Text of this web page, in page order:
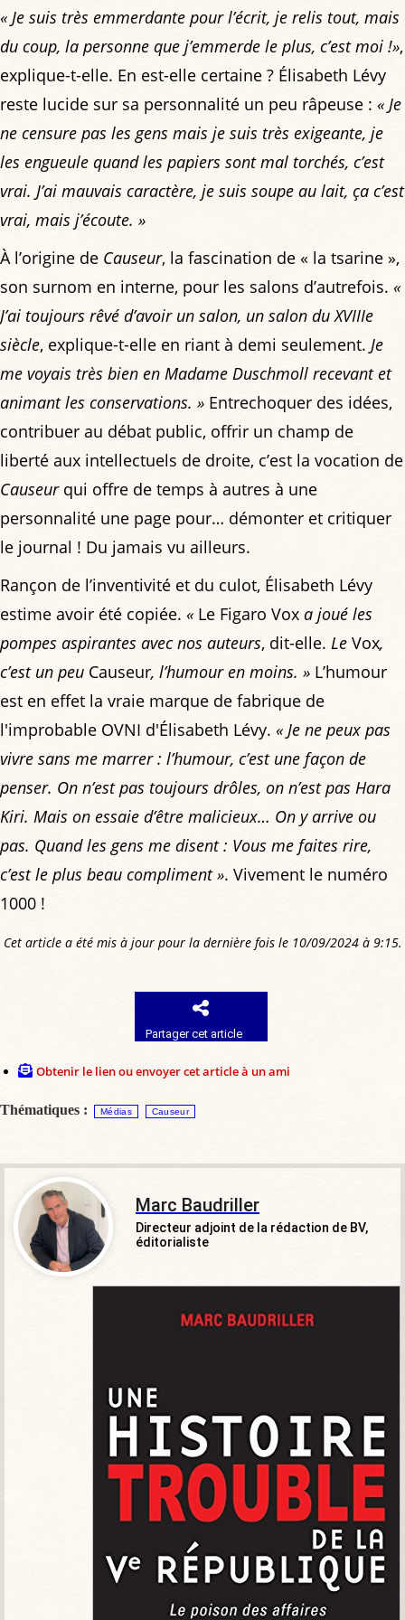
« Je suis très emmerdante pour l’écrit, je relis tout, mais
du coup, la personne que j’emmerde le plus, c’est moi !»,
explique-t-elle. En est-elle certaine ? Élisabeth Lévy
reste lucide sur sa personnalité un peu râpeuse : « Je
ne censure pas les gens mais je suis très exigeante, je
les engueule quand les papiers sont mal torchés, c’est
vrai. J’ai mauvais caractère, je suis soupe au lait, ça c’est
vrai, mais j’écoute. »
À l’origine de Causeur, la fascination de « la tsarine »,
son surnom en interne, pour les salons d’autrefois. «
J’ai toujours rêvé d’avoir un salon, un salon du XVIIIe
siècle, explique-t-elle en riant à demi seulement. Je
me voyais très bien en Madame Duschmoll recevant et
animant les conservations. » Entrechoquer des idées,
contribuer au débat public, offrir un champ de
liberté aux intellectuels de droite, c’est la vocation de
Causeurqui offre de temps à autres à une
personnalité une page pour… démonter et critiquer
le journal ! Du jamais vu ailleurs.
Rançon de l’inventivité et du culot, Élisabeth Lévy
estime avoir été copiée. « Le Figaro Vox a joué les
pompes aspirantes avec nos auteurs, dit-elle. Le Vox,
c’est un peu Causeur, l’humour en moins. » L’humour
est en effet la vraie marque de fabrique de
l'improbable OVNI d'Élisabeth Lévy. « Je ne peux pas
vivre sans me marrer : l’humour, c’est une façon de
penser. On n’est pas toujours drôles, on n’est pas Hara
Kiri. Mais on essaie d’être malicieux… On y arrive ou
pas. Quand les gens me disent : Vous me faites rire,
c’est le plus beau compliment ». Vivement le numéro
1000 !
Cet article a été mis à jour pour la dernière fois le 10/09/2024 à 9:15.
Partager cet article
Obtenir le lien ou envoyer cet article à un ami
Thématiques : Médias Causeur
Marc Baudriller
Directeur adjoint de la rédaction de BV,
éditorialiste